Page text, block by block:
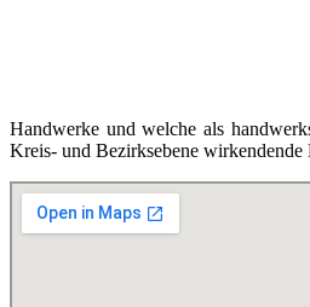
Handwerke und welche als
Kreis- und Bezirksebene